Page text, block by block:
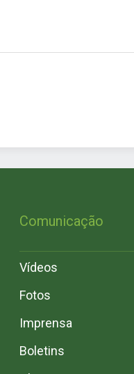
Comunicação
Vídeos
Fotos
Imprensa
Boletins